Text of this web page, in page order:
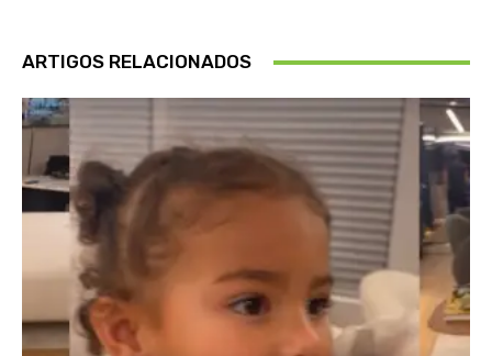
ARTIGOS RELACIONADOS